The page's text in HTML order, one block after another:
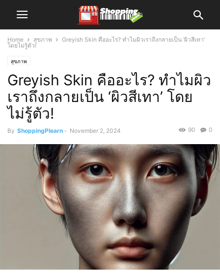
Home สุขภาพ
Greyish Skin คืออะไร? ทำไมผิวเราถึงกลายเป็น ‘ผิวสีเทา’
โดยไม่รู้ตัว!
สุขภาพ
Greyish Skin คืออะไร? ทำไมผิว
เราถึงกลายเป็น ‘ผิวสีเทา’ โดย
ไม่รู้ตัว!
By ShoppingPlearn - November 2, 2024 0
90